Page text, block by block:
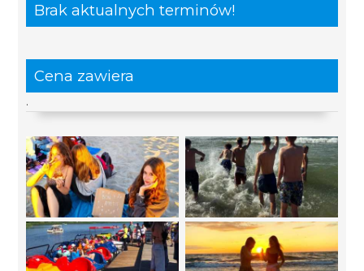
Brak aktualnych terminów!
Cena zawiera
.